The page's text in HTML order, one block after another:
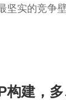
坚实的竞争壁
建，多